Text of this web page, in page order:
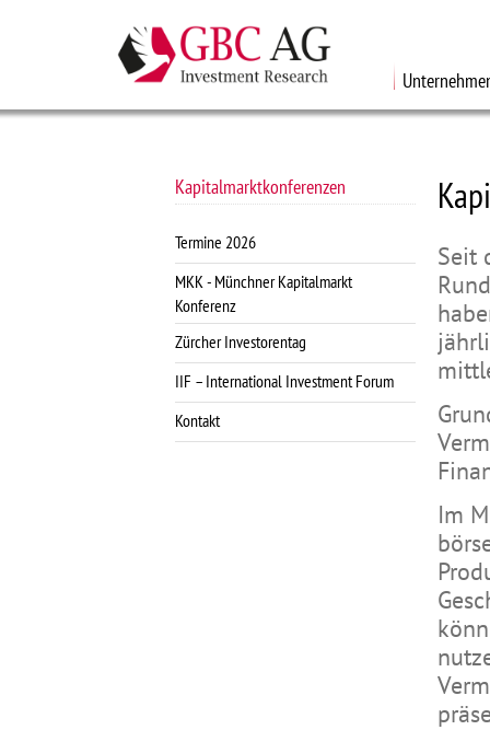
Kapitalmarktkonferenzen
Termine 2026
MKK - Münchner Kapitalmarkt
Konferenz
Zürcher Investorentag
IIF – International Investment Forum
Kontakt
Seit
Im